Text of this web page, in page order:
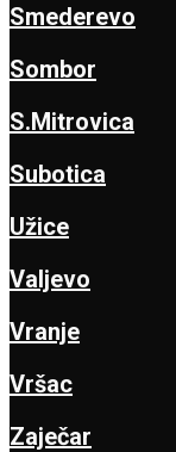
Smederevo
Sombor
S.Mitrovica
Subotica
Užice
Valjevo
Vranje
Vršac
Zaječar